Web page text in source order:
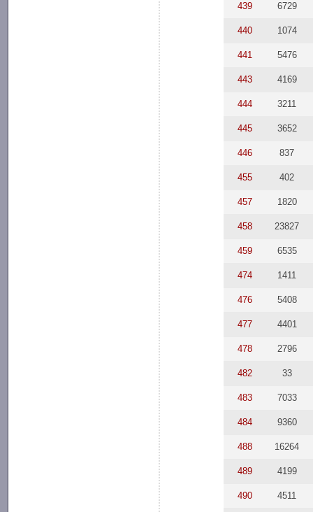
439 6729
440 1074
441 5476
443 4169
444 3211
445 3652
446 837
455 402
457 1820
458 23827
459 6535
474 1411
476 5408
477 4401
478 2796
482 33
483 7033
484 9360
488 16264
489 4199
490 4511